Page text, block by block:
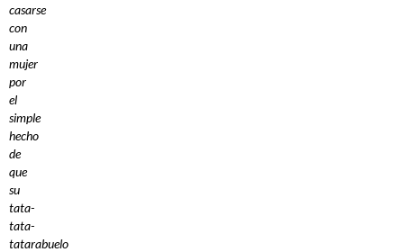
casarse
con
una
mujer
por
el
simple
hecho
de
que
su
tata-
tata-
tatarabuelo